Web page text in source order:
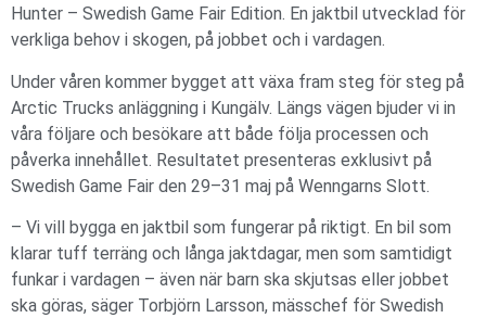
Hunter – Swedish Game Fair Edition. En jaktbil utvecklad för
verkliga behov i skogen, på jobbet och i vardagen.
Under våren kommer bygget att växa fram steg för steg på
Arctic Trucks anläggning i Kungälv. Längs vägen bjuder vi in
våra följare och besökare att både följa processen och
påverka innehållet. Resultatet presenteras exklusivt på
Swedish Game Fair den 29–31 maj på Wenngarns Slott.
– Vi vill bygga en jaktbil som fungerar på riktigt. En bil som
klarar tuff terräng och långa jaktdagar, men som samtidigt
funkar i vardagen – även när barn ska skjutsas eller jobbet
ska göras, säger Torbjörn Larsson, mässchef för Swedish